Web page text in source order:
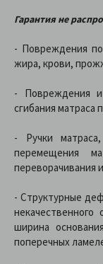
Гарантия не
- Повреждения
жира, крови,
- Повреждения
сгибания матраса
- Ручки
перемещения
переворачивания
- Структурные
ширина
поперечных